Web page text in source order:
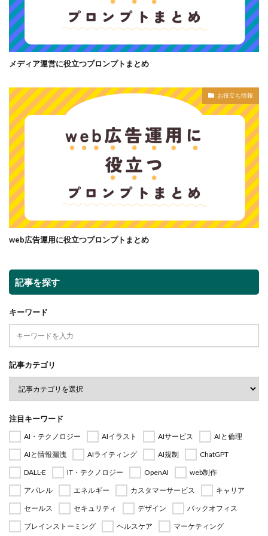
メディア運営に役立つプロンプトまとめ
お役立ち情報
web広告運用に役立つプロンプトまとめ
記事を探す
キーワード
記事カテゴリ
注目キーワード
AI・テクノロジー AIイラスト AIサービス
AIと倫理
AIと情報漏洩
AIライティング AI規制
ChatGPT
DALL·E
IT・テクノロジー OpenAI
web制作
アパレル
エネルギー カスタマーサービス
キャリア
セールス
セキュリティ デザイン
バックオフィス
ブレインストーミング
ヘルスケア マーケティング